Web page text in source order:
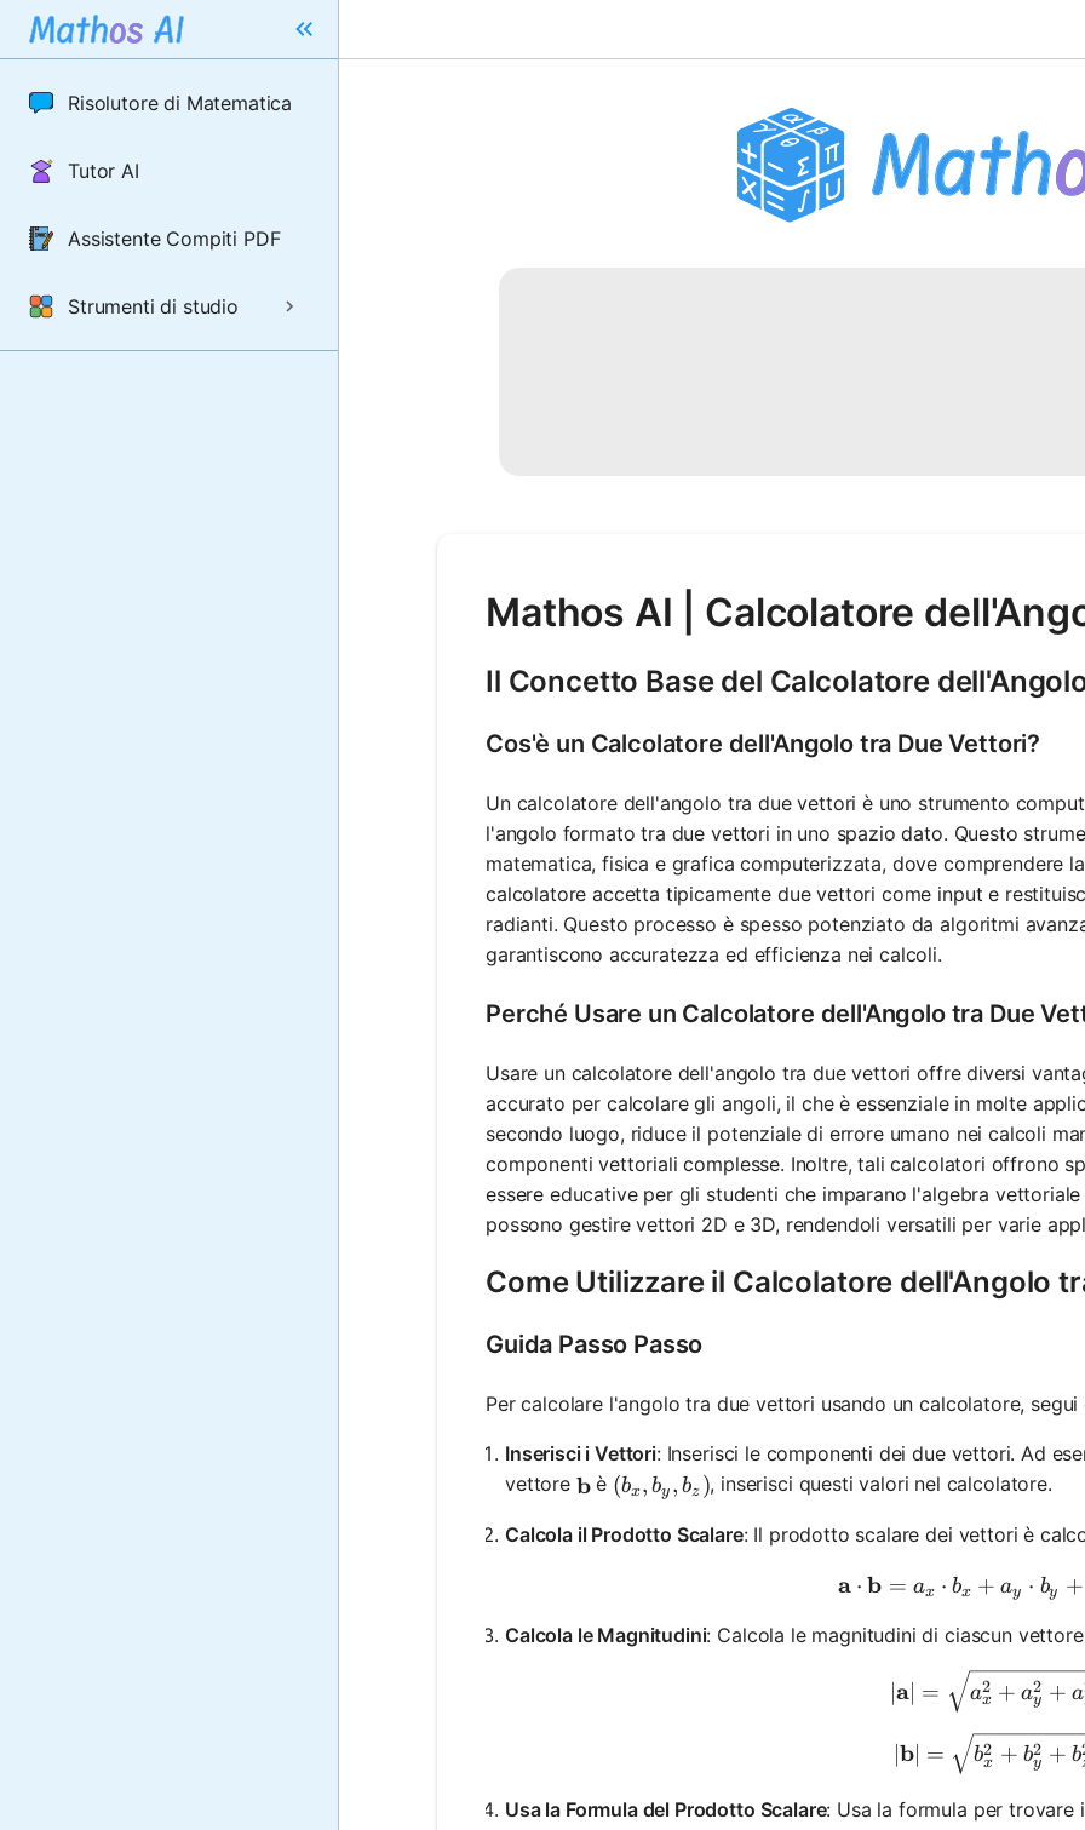
Risolutore di Matematica
Tutor AI
Assistente Compiti PDF
Strumenti di studio
Mathos AI | Calcolatore
Il Concetto Base del Calcolatore
Cos'è un Calcolatore dell'Angolo tra Due Vettori?
Un calcolatore dell'angolo tra due vettori è uno strumento
l'angolo formato tra due vettori in uno spazio dato. Questo
matematica, fisica e grafica computerizzata, dove comprendere
calcolatore accetta tipicamente due vettori come input e
radianti. Questo processo è spesso potenziato da algoritmi
garantiscono accuratezza ed efficienza nei calcoli.
Perché Usare un Calcolatore dell'Angolo tra Due
Usare un calcolatore dell'angolo tra due vettori offre diversi
accurato per calcolare gli angoli, il che è essenziale in molte
secondo luogo, riduce il potenziale di errore umano nei calcoli
componenti vettoriali complesse. Inoltre, tali calcolatori offrono
essere educative per gli studenti che imparano l'algebra
possono gestire vettori 2D e 3D, rendendoli versatili per varie
Come Utilizzare il Calcolatore dell'Angolo
Guida Passo Passo
Per calcolare l'angolo tra due vettori usando un calcolatore, segui
Inserisci i Vettori: Inserisci le componenti dei due vettori. Ad
vettore \mathbf{b}
bè (b_x, b_y, b_z)
(bx, by , bz ), inserisci questi valori nel calcolatore.
Calcola il Prodotto Scalare: Il prodotto scalare dei vettori è
a ⋅ b = ax ⋅ bx + ay ⋅ by +
Calcola le Magnitudini: Calcola le magnitudini di ciascun
∣a∣ = ax
2 + ay
2 + a
b∣ = bx
2 + by
2 + b
Usa la Formula del Prodotto Scalare: Usa la formula per